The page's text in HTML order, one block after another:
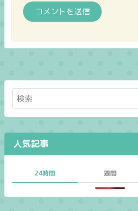
人気記事
24時間 週間